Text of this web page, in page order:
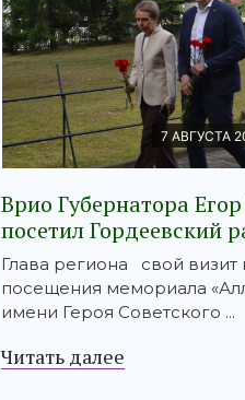
7 АВГУСТА
Врио Губернатора
посетил Гордеевский
Глава региона свой визит
посещения мемориала
имени Героя Советского ...
Читать далее